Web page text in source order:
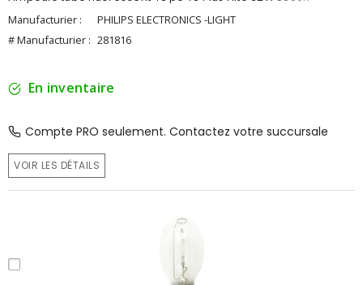
Manufacturier :
PHILIPS ELECTRONICS -LIGHT
# Manufacturier : 281816
En inventaire
Compte PRO seulement. Contactez votre succursale
VOIR LES DÉTAILS